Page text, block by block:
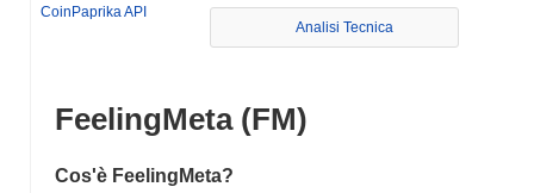
CoinPaprika API
Analisi Tecnica
FeelingMeta (FM)
Cos'è FeelingMeta?